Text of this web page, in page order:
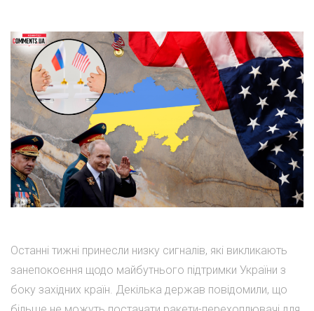
Останні тижні принесли низку сигналів, які викликають
занепокоєння щодо майбутнього підтримки України з
боку західних країн. Декілька держав повідомили, що